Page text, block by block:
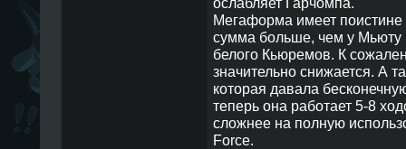
Мегаформа имеет поистине
сумма больше, чем у Мьюту
белого Кьюремов. К
значительно снижается. А
которая давала
теперь она работает 5-8
сложнее на полную
Force.